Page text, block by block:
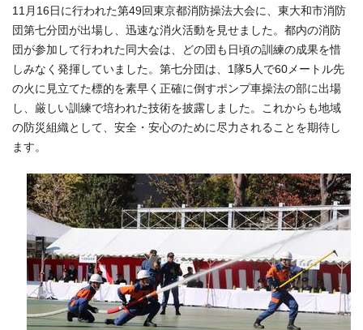
11月16日に行われた第49回東京都消防操法大会に、東大和市消防
団第七分団が出場し、迅速な消火活動を見せました。都内の消防
団が参加して行われた同大会は、どの団も日頃の訓練の成果を惜
しみなく発揮していました。第七分団は、1隊5人で60メートル先
の火に見立てた標的を素早く正確に倒すポンプ車操法の部に出場
し、厳しい訓練で培われた技術を披露しました。これからも地域
の防災組織として、安全・安心のために尽力されることを期待し
ます。